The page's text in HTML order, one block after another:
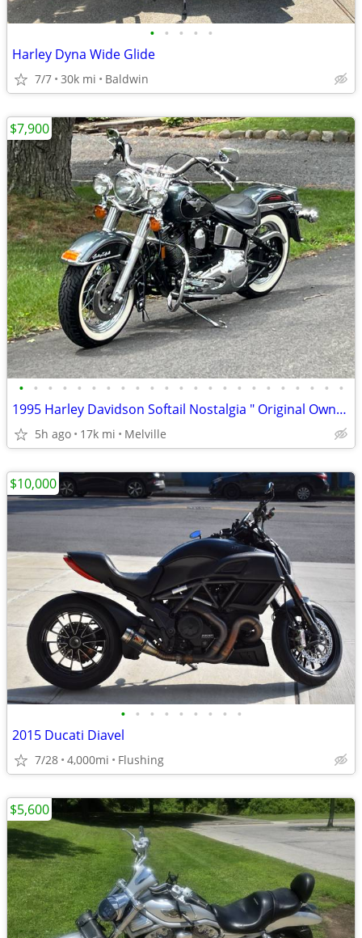
• • • • •
Harley Dyna Wide Glide
7/7 30k mi Baldwin
• • • • • • • • • • • • • • • • • • • • • • •
1995 Harley Davidson Softail Nostalgia " Original Owner / Low Miles "
5h ago 17k mi Melville
$7,900
• • • • • • • • •
2015 Ducati Diavel
7/28 4,000mi Flushing
$10,000
$5,600